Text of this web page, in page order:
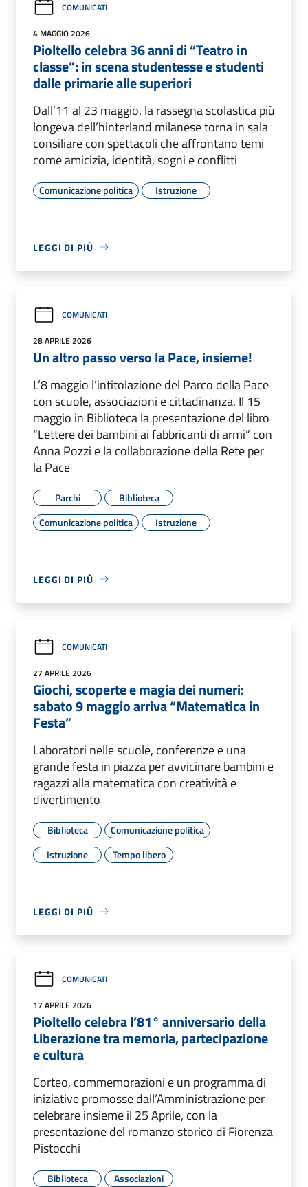
COMUNICATI
4 MAGGIO 2026
Pioltello celebra 36 anni di “Teatro in
classe”: in scena studentesse e studenti
dalle primarie alle superiori
Dall’11 al 23 maggio, la rassegna scolastica più
longeva dell’hinterland milanese torna in sala
consiliare con spettacoli che affrontano temi
come amicizia, identità, sogni e conflitti
Comunicazione politica Istruzione
LEGGI DI PIÙ
COMUNICATI
28 APRILE 2026
Un altro passo verso la Pace, insieme!
L’8 maggio l’intitolazione del Parco della Pace
con scuole, associazioni e cittadinanza. Il 15
maggio in Biblioteca la presentazione del libro
“Lettere dei bambini ai fabbricanti di armi” con
Anna Pozzi e la collaborazione della Rete per
la Pace
Parchi
Biblioteca
Comunicazione politica
Istruzione
LEGGI DI PIÙ
COMUNICATI
27 APRILE 2026
Giochi, scoperte e magia dei numeri:
sabato 9 maggio arriva “Matematica in
Festa”
Laboratori nelle scuole, conferenze e una
grande festa in piazza per avvicinare bambini e
ragazzi alla matematica con creatività e
divertimento
Biblioteca
Comunicazione politica
Istruzione
Tempo libero
LEGGI DI PIÙ
COMUNICATI
17 APRILE 2026
Pioltello celebra l’81° anniversario della
Liberazione tra memoria, partecipazione
e cultura
Corteo, commemorazioni e un programma di
iniziative promosse dall’Amministrazione per
celebrare insieme il 25 Aprile, con la
presentazione del romanzo storico di Fiorenza
Pistocchi
Biblioteca Associazioni